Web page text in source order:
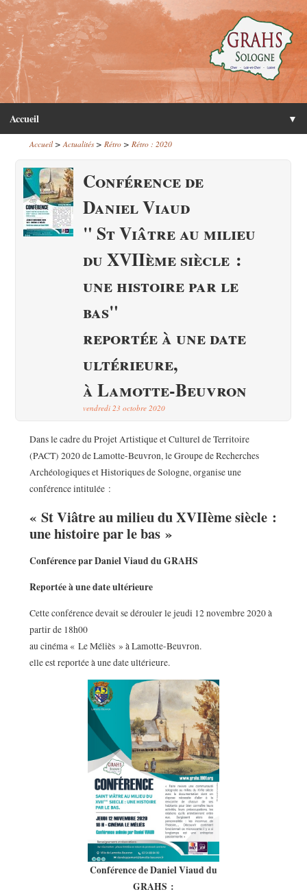
Accueil ▼
Accueil> Actualités> Rétro> Rétro : 2020
Conférence de
Daniel Viaud
" St Viâtre au milieu
du XVIIème siècle :
une histoire par le
bas"
reportée à une date
ultérieure,
à Lamotte-Beuvron
vendredi 23 octobre 2020
Dans le cadre du Projet Artistique et Culturel de Territoire
(PACT) 2020 de Lamotte-Beuvron, le Groupe de Recherches
Archéologiques et Historiques de Sologne, organise une
conférence intitulée :
« St Viâtre au milieu du XVIIème siècle :
une histoire par le bas »
Conférence par Daniel Viaud du GRAHS
Reportée à une date ultérieure
Cette conférence devait se dérouler le jeudi 12 novembre 2020 à
partir de 18h00
au cinéma « Le Méliès » à Lamotte-Beuvron.
elle est reportée à une date ultérieure.
Conférence de Daniel Viaud du
GRAHS :